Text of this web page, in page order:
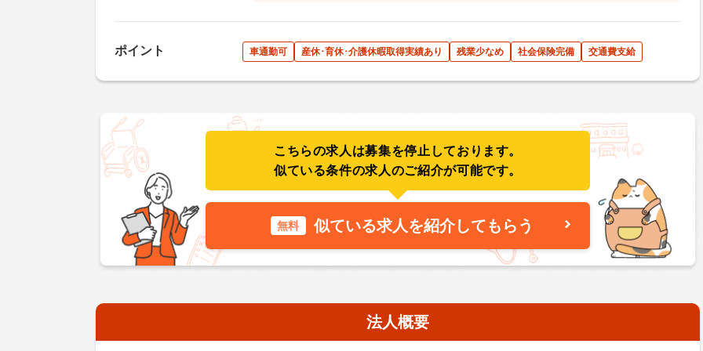
ポイント 車通勤可 産休･育休･介護休暇取得実績あり 残業少なめ 社会保険完備 交通費支給
こちらの求人は募集を停止しております。
似ている条件の求人のご紹介が可能です。
無料 似ている求人を紹介してもらう
法人概要